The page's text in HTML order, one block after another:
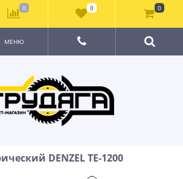
МЕНЮ
DENZEL TE-1200
0 0 0